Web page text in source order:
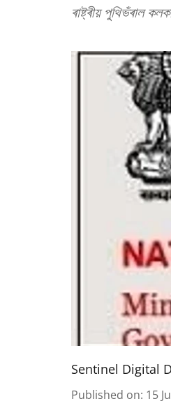
ৰাষ্ট্ৰীয় পুথিভঁৰাল
Sentinel Digital
Published on: 15